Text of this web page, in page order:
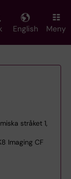
English Meny
stråket 1,
Imaging CF